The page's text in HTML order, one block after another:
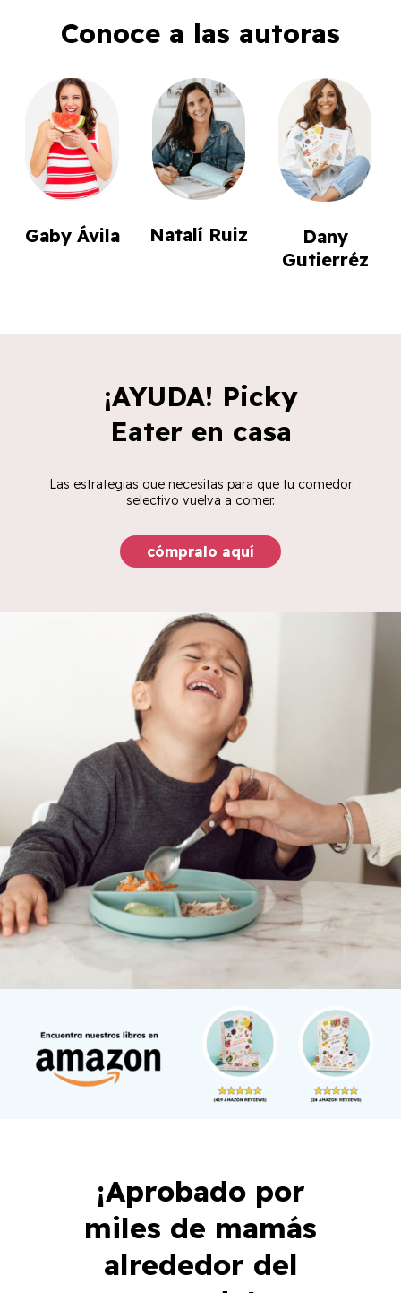
Conoce a las autoras
Gaby Ávila Natalí Ruiz
Dany
Gutierréz
¡AYUDA! Picky
Eater en casa
Las estrategias que necesitas para que tu comedor
selectivo vuelva a comer.
cómpralo aquí
¡Aprobado por
miles de mamás
alrededor del